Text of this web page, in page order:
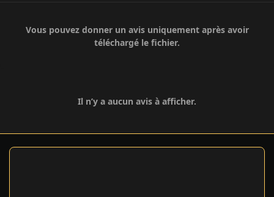
Vous pouvez donner un avis uniquement après avoir
téléchargé le fichier.
Il n’y a aucun avis à afficher.